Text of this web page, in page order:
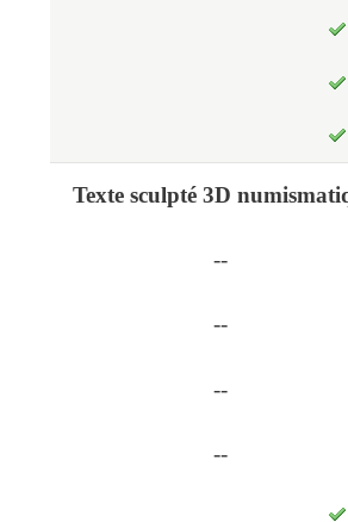
Texte sculpté 3D
--
--
--
--